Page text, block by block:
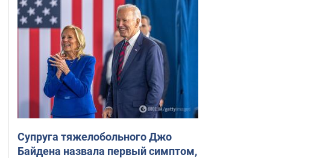
Супруга тяжелобольного Джо
Байдена назвала первый симптом,